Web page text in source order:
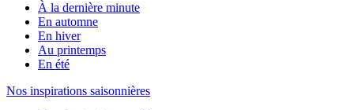
À la dernière minute
En automne
En hiver
Au printemps
En été
Nos inspirations saisonnières